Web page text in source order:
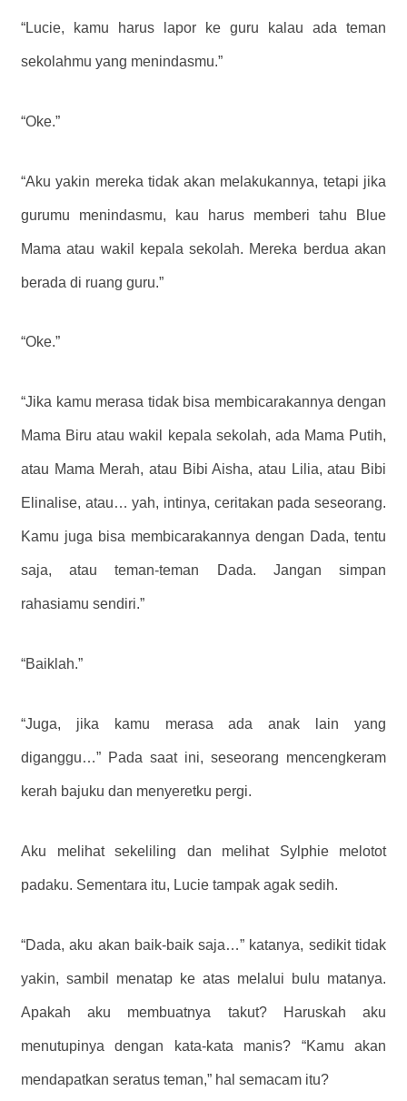
“Lucie, kamu harus lapor ke guru kalau ada teman
sekolahmu yang menindasmu.”
“Oke.”
“Aku yakin mereka tidak akan melakukannya, tetapi jika
gurumu menindasmu, kau harus memberi tahu Blue
Mama atau wakil kepala sekolah. Mereka berdua akan
berada di ruang guru.”
“Oke.”
“Jika kamu merasa tidak bisa membicarakannya dengan
Mama Biru atau wakil kepala sekolah, ada Mama Putih,
atau Mama Merah, atau Bibi Aisha, atau Lilia, atau Bibi
Elinalise, atau… yah, intinya, ceritakan pada seseorang.
Kamu juga bisa membicarakannya dengan Dada, tentu
saja, atau teman-teman Dada. Jangan simpan
rahasiamu sendiri.”
“Baiklah.”
“Juga, jika kamu merasa ada anak lain yang
diganggu…” Pada saat ini, seseorang mencengkeram
kerah bajuku dan menyeretku pergi.
Aku melihat sekeliling dan melihat Sylphie melotot
padaku. Sementara itu, Lucie tampak agak sedih.
“Dada, aku akan baik-baik saja…” katanya, sedikit tidak
yakin, sambil menatap ke atas melalui bulu matanya.
Apakah aku membuatnya takut? Haruskah aku
menutupinya dengan kata-kata manis? “Kamu akan
mendapatkan seratus teman,” hal semacam itu?